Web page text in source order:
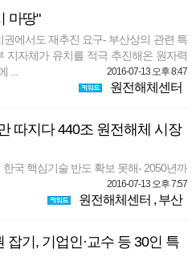
마땅"
에서도 재추진 요구- 부산상의 관련 특
지자체가 유치를 적극 추진해온 원자력
...
2016-07-13 오후 8:47
원전해체센터
따지다 440조 원전해체 시장
국 핵심기술 반도 확보 못해- 2050년까
2016-07-13 오후 7:57
원전해체센터 , 부산
기, 기업인·교수 등 30인 특